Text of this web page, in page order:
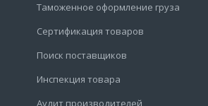
Таможенное оформление груза
Сертификация товаров
Поиск поставщиков
Инспекция товара
Аудит производителей